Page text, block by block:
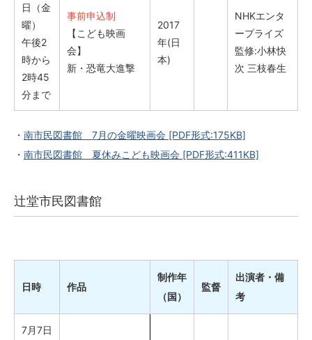
日（金
曜）
午後2
時から
2時45
分まで
事前申込制
【こども映画
会】
新・恐竜大進撃
2017
年(日
本)
NHKエンタ
ープライズ
監修:小林快
次 三枝春生
・ 南市民図書館 7月の金曜映画会 [PDF形式:175KB]
・ 南市民図書館 夏休みこども映画会 [PDF形式:411KB]
辻堂市民図書館
日時 作品
制作年
（国）
監督
出演者・備
考
7月7日